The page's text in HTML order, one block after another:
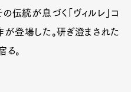
伝統が息づく「ヴィルレ」コ
登場した。研ぎ澄まされた
る。